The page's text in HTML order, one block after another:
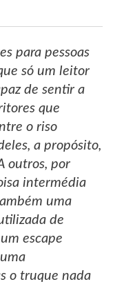
para pessoas
só um leitor
de sentir a
que
o riso
a propósito,
outros, por
intermédia
uma
de
escape
o truque nada